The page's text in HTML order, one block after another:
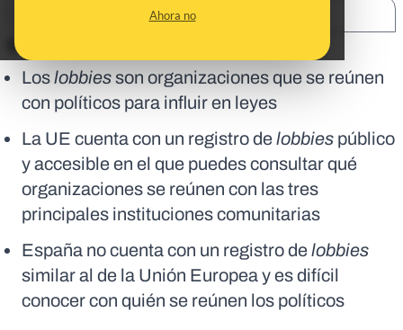
Ahora no
En corto:
Loslobbiesson organizaciones que se reúnen
con políticos para influir en leyes
La UE cuenta con un registro delobbies público
y accesible en el que puedes consultar qué
organizaciones se reúnen con las tres
principales instituciones comunitarias
España no cuenta con un registro delobbies
similar al de la Unión Europea y es difícil
conocer con quién se reúnen los políticos